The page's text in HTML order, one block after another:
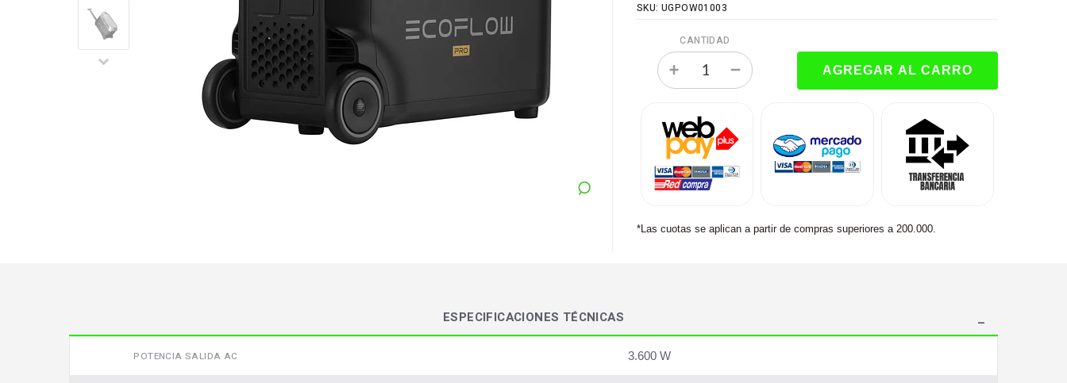
SKU: UGPOW01003
CANTIDAD
*Las cuotas se aplican a partir de compras superiores a 200.000.
ESPECIFICACIONES TÉCNICAS
POTENCIA SALIDA AC 3.600 W